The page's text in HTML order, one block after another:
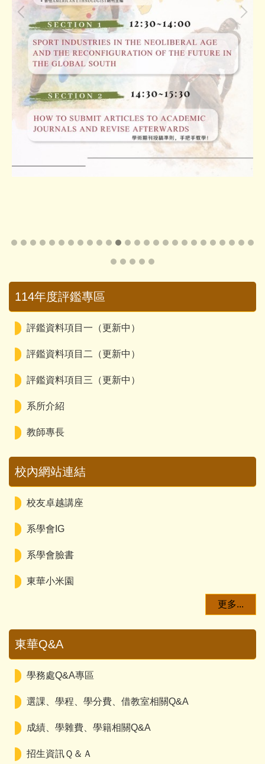
學生活動
榮譽事項
法規表單
Office Hours
媒體上的族文系
114年度評鑑專區
評鑑資料項目一（更新中）
評鑑資料項目二（更新中）
評鑑資料項目三（更新中）
系所介紹
教師專長
校內網站連結
校友卓越講座
系學會IG
系學會臉書
東華小米園
更多...
東華Q&A
學務處Q&A專區
選課、學程、學分費、借教室相關Q&A
成績、學雜費、學籍相關Q&A
招生資訊Ｑ＆Ａ